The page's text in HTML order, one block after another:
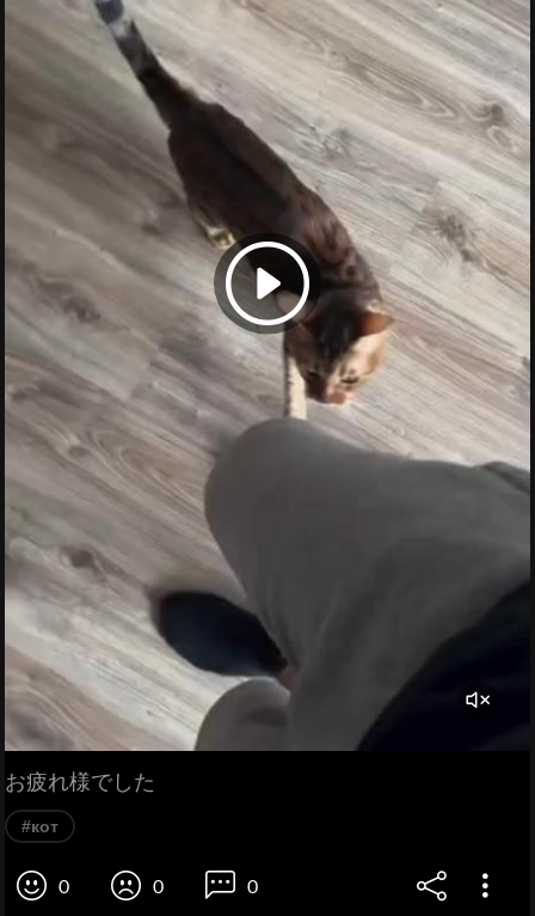
お疲れ様でした
#кот
0 0 0